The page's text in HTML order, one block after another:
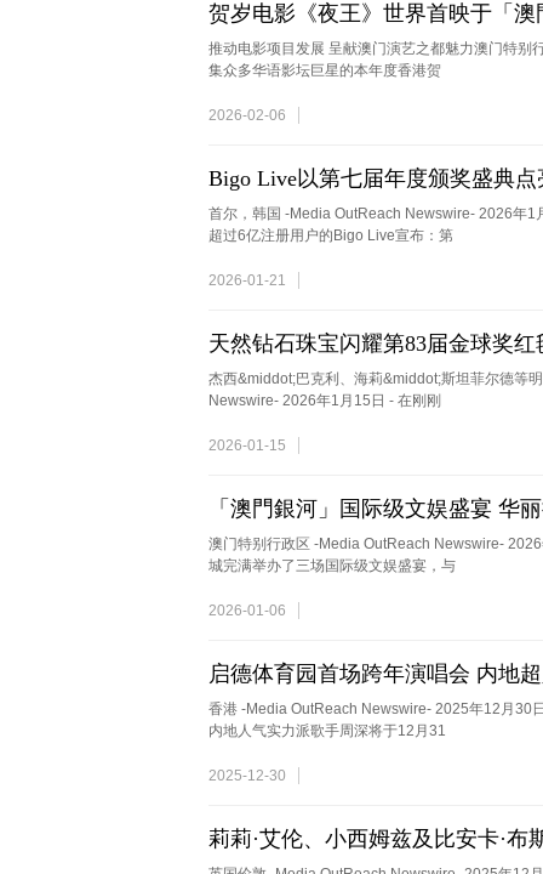
贺岁电影《夜王》世界首映于「
推动电影项目发展 呈献澳门演艺之都魅力澳门特
集众多华语影坛巨星的本年度香港贺
2026-02-06
Bigo Live以第七届年度颁奖盛典
首尔，韩国 -Media OutReach Newswire- 2026年
超过6亿注册用户的Bigo Live宣布：第
2026-01-21
天然钻石珠宝闪耀第83届金球奖红
杰西&middot;巴克利、海莉&middot;斯坦菲尔德等
Newswire- 2026年1月15日 - 在刚刚
2026-01-15
「澳門銀河」国际级文娱盛宴 华
澳门特别行政区 -Media OutReach Newswire-
城完满举办了三场国际级文娱盛宴，与
2026-01-06
启德体育园首场跨年演唱会 内地
香港 -Media OutReach Newswire- 2025年12月30
内地人气实力派歌手周深将于12月31
2025-12-30
莉莉·艾伦、小西姆兹及比安卡·布